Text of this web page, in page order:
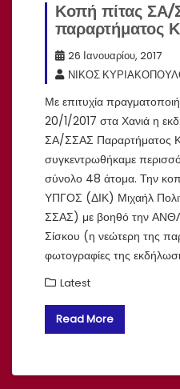
Κοπή πίτας ΣΑ/
παραρτήματος
26 Ιανουαρίου, 2017
ΝΙΚΟΣ
Με επιτυχία
20/1/2017 στα Χανιά η
ΣΑ/ΣΣΑΣ Παραρτήματος
συγκεντρωθήκαμε
σύνολο 48 άτομα. Την
ΥΠΓΟΣ (ΔΙΚ) Μιχαήλ
ΣΣΑΣ) με βοηθό την
Σίσκου (η νεώτερη της
φωτογραφίες της
Latest
Read More